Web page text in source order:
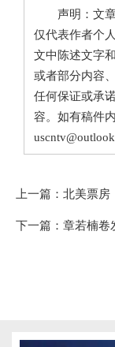
声明：文章
仅代表作者个
文中陈述文字
或者部分内容
任何保证或承
容。如有稿件
上一篇： 北美票房
下一篇： 章若楠卷